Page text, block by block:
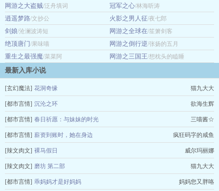
到来之前，一个名为索伦的少年也开始了他的异界之旅。
……………… 1、原名叫做《妹妹是恐惧大魔王》，因为许多人
表…
网游之大盗贼/泛舟填词 冠军之心/林海听涛
逍遥梦路/文抄公 火影之男人征/夜七郎
剑娘/沧澜波涛短 网游之全球在/笙箫剑客
绝顶唐门/果味喵 网游之倒行逆/张扬的五月
重生之最强魔/菜菜阿 网游之三国王/想枕头的瞌睡
最新入库小说
[玄幻魔法] 花洞奇缘 猫九大大
[都市言情] 沉沦之环 欲海生辉
[都市言情] 春日祈愿：与妹妹的时光 三喵酱☆
[都市言情] 薪资到账时，她在身边 疯狂码字的咸鱼
[辣文肉文] 裸马假日 威尔玛丽娜
[辣文肉文] 磨坊 第二部 猫九大大
[都市言情] 乖妈妈才是好妈妈 妈妈您又胖咯